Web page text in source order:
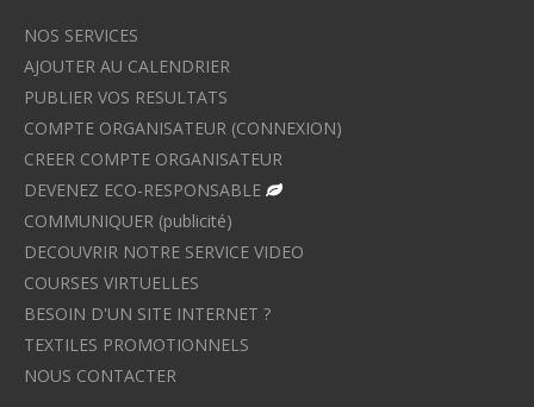
NOS SERVICES
AJOUTER AU CALENDRIER
PUBLIER VOS RESULTATS
COMPTE ORGANISATEUR (CONNEXION)
CREER COMPTE ORGANISATEUR
DEVENEZ ECO-RESPONSABLE
COMMUNIQUER (publicité)
DECOUVRIR NOTRE SERVICE VIDEO
COURSES VIRTUELLES
BESOIN D'UN SITE INTERNET ?
TEXTILES PROMOTIONNELS
NOUS CONTACTER